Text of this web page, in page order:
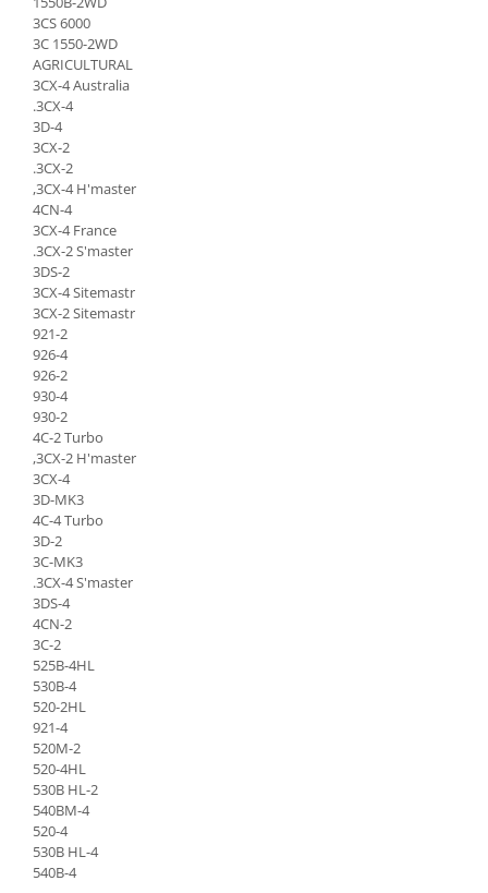
Senzori de viteza
Senzori stabilizare
Senzori de viraj
Senzori de inclinatie
Senzor temperatura apa
Burduf pentru intrerupator
Contact 2 pozitii
Contact 3 pozitii
Contact 4 pozitii
Butoane
Selector 2 pozitii
Selector 3 pozitii
Intrerupator basculant 2 pozitii
Intrerupator 3 pozitii
Relee 12V
Relee 24V
Modul electronic
Faruri fata
Lampi spate
Orometru
Microintrerupator
Senzori utilaje
Calculatoare utilaje
Electrovalva - electroventil - electro
valva
Bobina 12V
Senzor de vant - anemometru
Intrerupator 4 pozitii
Bobina 10V
Bobina 20V
Lampi semnalizare
Bobina 14V
Piese Cesab
Piese Case Construction
Piese Case Poclain
Piese Bomag
Piese Bobard
Piese Barthoud
Piese Baretta
Piese Benford
Piese Benati
Piese Belarus
Piese Baumann
Piese Barford
Piese Antonio Carraro
Piese Ammann
Piese Ahlmann
Piese Airo
Piese Aebi
Piese SDMO
Piese Doosan Daewoo
Piese Agritalia - Carraro
Piese Doppstadt
Piese Fai
Piese Kalmar
Piese Klemm
Piese Lansing Bagnall
Piese Laupetre
3CS 6000
3C 1550-2WD
AGRICULTURAL
3CX-4 Australia
.3CX-4
3D-4
3CX-2
.3CX-2
,3CX-4 H'master
4CN-4
3CX-4 France
.3CX-2 S'master
3DS-2
3CX-4 Sitemastr
3CX-2 Sitemastr
921-2
926-4
926-2
930-4
930-2
4C-2 Turbo
,3CX-2 H'master
3CX-4
3D-MK3
4C-4 Turbo
3D-2
3C-MK3
.3CX-4 S'master
3DS-4
4CN-2
3C-2
525B-4HL
530B-4
520-2HL
921-4
520M-2
520-4HL
530B HL-2
540BM-4
520-4
530B HL-4
540B-4